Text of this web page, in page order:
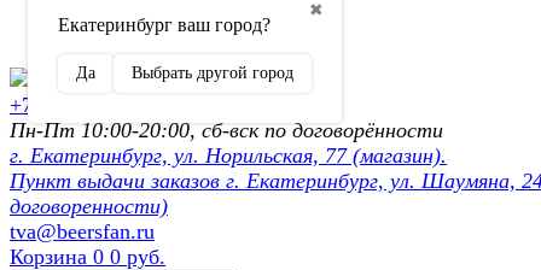
✖
Екатеринбург ваш город?
Да Выбрать другой город
Регистрация
+7 (902) 872-54-70
Пн-Пт 10:00-20:00, сб-вск по договорённости
г. Екатеринбург, ул. Норильская, 77 (магазин).
Пункт выдачи заказов г. Екатеринбург, ул. Шаумяна,
договоренности)
tva@beersfan.ru
Корзина 0 0 руб.